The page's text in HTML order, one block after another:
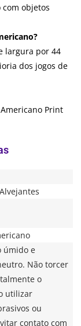
objetos
largura por 44
dos jogos de
Print
úmido e
Não torcer
o
utilizar
ou
contato com